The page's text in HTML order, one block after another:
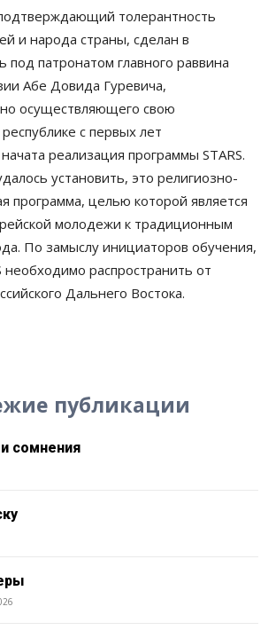
толерантность
и народа страны, сделан в
под патронатом главного раввина
Абе Довида Гуревича,
осуществляющего свою
с первых лет
реализация программы STARS.
установить, это религиозно-
программа, целью которой является
молодежи к традиционным
По замыслу инициаторов обучения,
необходимо распространить от
Дальнего Востока.
публикации
сомнения